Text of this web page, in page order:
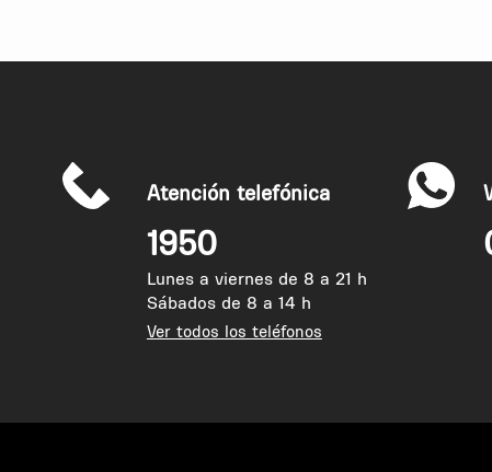
Atención telefónica
1950
Lunes a viernes de 8 a 21 h
Sábados de 8 a 14 h
Ver todos los teléfonos